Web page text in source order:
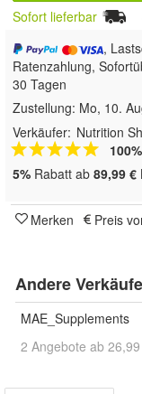
Sofort lieferbar
,
Ratenzahlung,
30 Tagen
Zustellung: Mo, 10.
Verkäufer: Nutrition
5% Rabatt ab 89,99 €
Merken Preis
Andere
MAE_Supplements
2 Angebote ab